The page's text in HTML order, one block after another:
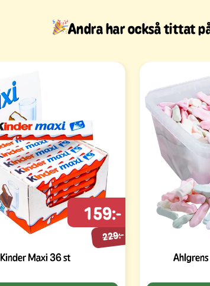
Andra har också tittat
Kinder Maxi 36 st
229:-
159:-